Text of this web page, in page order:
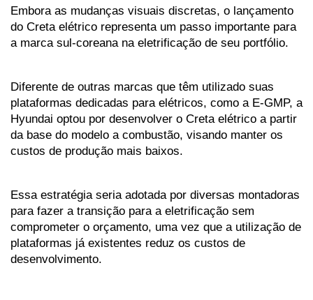
Embora as mudanças visuais discretas, o lançamento
do Creta elétrico representa um passo importante para
a marca sul-coreana na eletrificação de seu portfólio.
Diferente de outras marcas que têm utilizado suas
plataformas dedicadas para elétricos, como a E-GMP, a
Hyundai optou por desenvolver o Creta elétrico a partir
da base do modelo a combustão, visando manter os
custos de produção mais baixos.
Essa estratégia seria adotada por diversas montadoras
para fazer a transição para a eletrificação sem
comprometer o orçamento, uma vez que a utilização de
plataformas já existentes reduz os custos de
desenvolvimento.